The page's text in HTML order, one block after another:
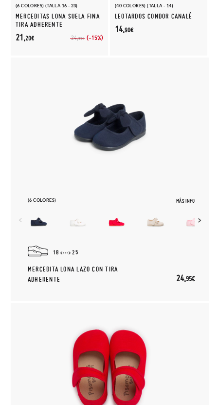
(6 COLORES) (TALLA 16 - 23)
MERCEDITAS LONA SUELA FINA
TIRA ADHERENTE
24,95€ (-15%)
21,20€
(40 COLORES) (TALLA - 14)
LEOTARDOS CONDOR CANALÉ
14,90€
(6 COLORES) MÁS INFO
18 25
MERCEDITA LONA LAZO CON TIRA
ADHERENTE
24,95€